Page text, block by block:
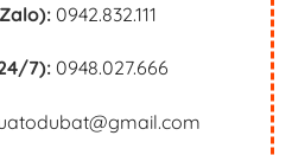
0942.832.111
7):0948.027.666